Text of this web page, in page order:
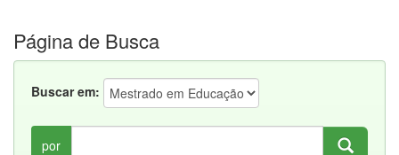
Página de Busca
Buscar em:
por